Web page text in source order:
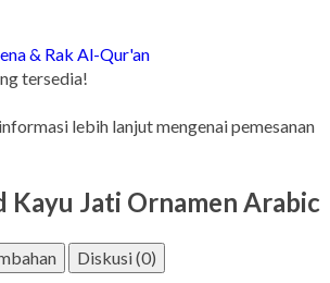
& Rak Al-Qur'an
tersedia!
lebih lanjut mengenai pemesanan
Kayu Jati Ornamen Arabic
Diskusi (0)